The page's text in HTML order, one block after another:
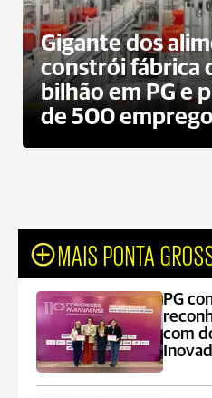
Gigante dos
constrói fábrica
bilhão em PG e
de 500
MAIS PONTA
PG
com